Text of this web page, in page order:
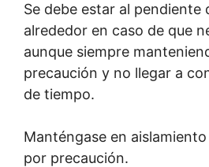
Se debe estar al pendiente
alrededor en caso de que
aunque siempre
precaución y no llegar a
de tiempo.
Manténgase en
por precaución.